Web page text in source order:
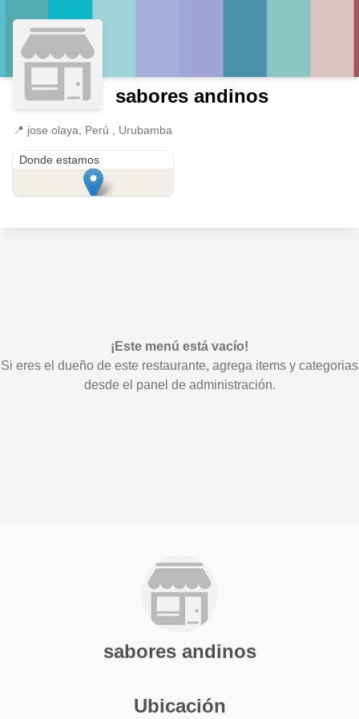
sabores andinos
📍 jose olaya, Perú , Urubamba
Donde estamos
¡Este menú está vacío!
Si eres el dueño de este restaurante, agrega items y categorias
desde el panel de administración.
sabores andinos
Ubicación